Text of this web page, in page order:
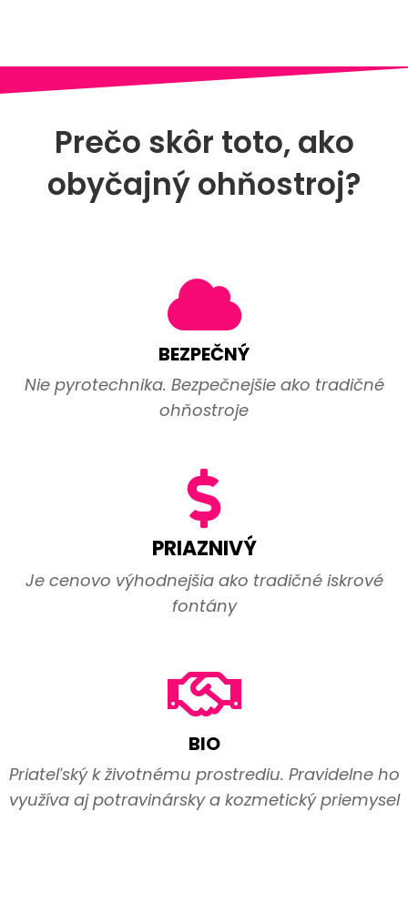
Prečo skôr toto, ako
obyčajný ohňostroj?
BEZPEČNÝ
Nie pyrotechnika. Bezpečnejšie ako tradičné
ohňostroje
PRIAZNIVÝ
Je cenovo výhodnejšia ako tradičné iskrové
fontány
BIO
Priateľský k životnému prostrediu. Pravidelne ho
využíva aj potravinársky a kozmetický priemysel